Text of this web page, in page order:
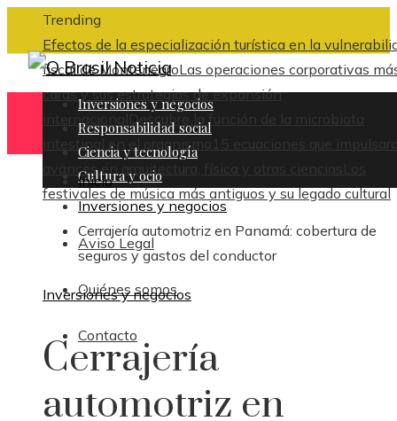
Trending
Efectos de la especialización turística en la
fiscal de MontenegroLas operaciones corporativas
caras y sus estrategias de expansión
internacional
Descubre la función de la microbiota
intestinal en el organismo
15 ecuaciones que
avances en arquitectura, física y otras ciencias
Los
festivales de música más antiguos y su legado cultural
Aviso Legal
Quiénes somos
Contacto
Inversiones y negocios
Responsabilidad social
Ciencia y tecnología
Cultura y ocio
Inicio
Inversiones y negocios
Cerrajería automotriz en Panamá: cobertura de
seguros y gastos del conductor
Inversiones y negocios
Cerrajería
automotriz en